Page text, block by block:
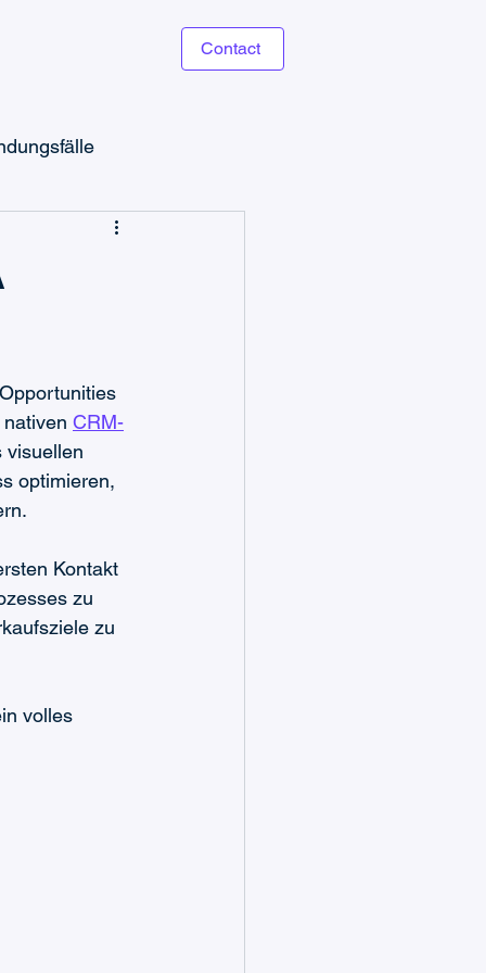
Contact
CRM-
visuellen
optimieren,
Kontakt
zu
zu
volles